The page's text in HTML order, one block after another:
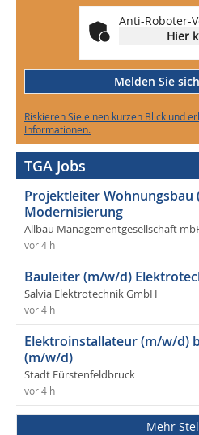
Anti-Roboter-
Hier
Melden Sie
Riskieren Sie einen kurzen Blick und
Informationen.
TGA Jobs
Projektleiter Wohnungsbau
Modernisierung
Allbau Managementgesellschaft
vor 4 h
Bauleiter (m/w/d)
Salvia Elektrotechnik GmbH
vor 4 h
Elektroinstallateur (m/w/d)
(m/w/d)
Stadt Fürstenfeldbruck
vor 4 h
Mehr